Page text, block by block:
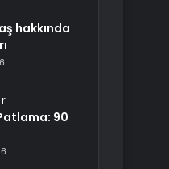
hakkında
90